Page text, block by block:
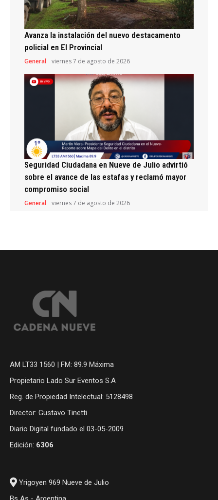
Avanza la instalación del nuevo destacamento
policial en El Provincial
General viernes 7 de agosto de 2026
Seguridad Ciudadana en Nueve de Julio advirtió
sobre el avance de las estafas y reclamó mayor
compromiso social
General viernes 7 de agosto de 2026
AM LT33 1560 | FM: 89.9 Máxima
Propietario Lado Sur Eventos S.A
Reg. de Propiedad Intelectual: 5128498
Director: Gustavo Tinetti
Diario Digital fundado el 03-05-2009
Edición: 6306
Yrigoyen 969 Nueve de Julio